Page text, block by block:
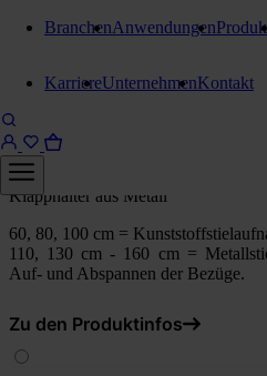
BranchenAnwendungen
KarriereUnternehmenKontakt
Stangl Mopphalter
starr 110 cm
Klapphalter aus Metall
60, 80, 100 cm =
110, 130 cm - 160 cm =
Auf- und Abspannen der Bezüge.
Zu den Produktinfos